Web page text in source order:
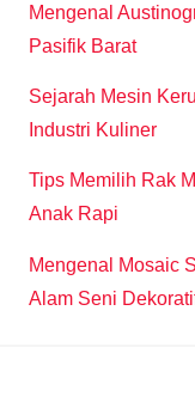
Mengenal
Pasifik Barat
Sejarah Mesin
Industri Kuliner
Tips Memilih Rak
Anak Rapi
Mengenal Mosaic
Alam Seni